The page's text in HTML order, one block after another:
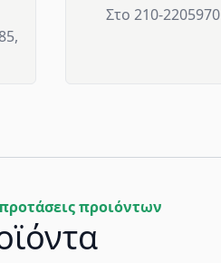
Στο 210-2205970
προιόντων